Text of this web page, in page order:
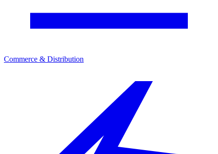
Commerce & Distribution